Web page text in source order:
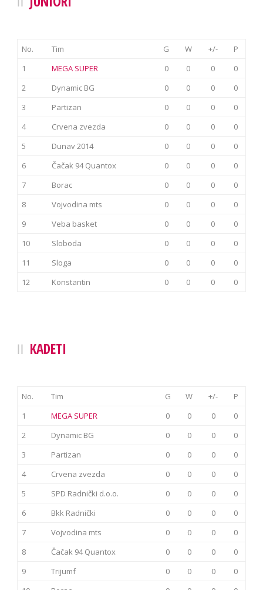
No. Tim G W +/-
P
1
MEGA SUPER 0 0 0
0
2
Dynamic BG 0 0 0
0
3
Partizan 0 0 0
0
4
Crvena zvezda 0 0 0
0
5
Dunav 2014 0 0 0
0
6
Čačak 94 Quantox 0 0 0
0
7
Borac 0 0 0
0
8
Vojvodina mts 0 0 0
0
9
Veba basket 0 0 0
0
10
Sloboda 0 0 0
0
11
Sloga 0 0 0
0
12
Konstantin 0 0 0 0
KADETI
No. Tim G W +/-
P
1
MEGA SUPER 0 0 0
0
2
Dynamic BG 0 0 0
0
3
Partizan 0 0 0
0
4
Crvena zvezda 0 0 0
0
5
SPD Radnički d.o.o. 0 0 0
0
6
Bkk Radnički 0 0 0
0
7
Vojvodina mts 0 0 0
0
8
Čačak 94 Quantox 0 0 0
0
9
Trijumf 0 0 0
0